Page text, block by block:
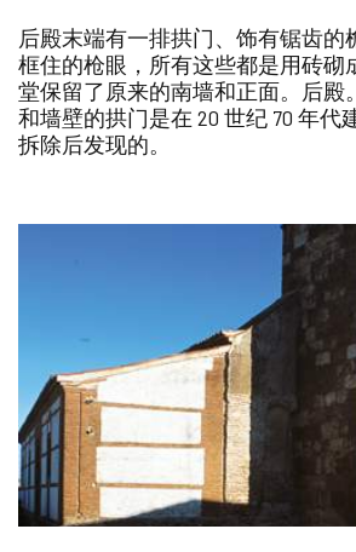
本
中
添
加/
删
除
照
片
后殿末端有一排拱门、饰有锯齿的
框住的枪眼，所有这些都是用砖砌
堂保留了原来的南墙和正面。后殿
和墙壁的拱门是在 20 世纪 70 年代
拆除后发现的。